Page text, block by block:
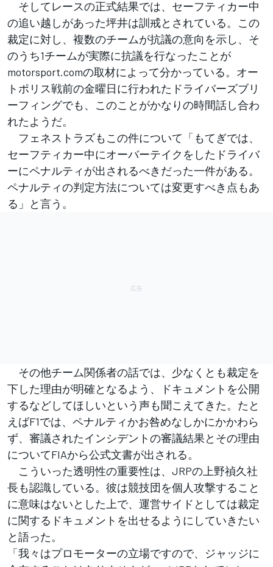
そしてレースの正式結果では、セーフティカー中
の追い越しがあった坪井は訓戒とされている。この
裁定に対し、複数のチームが抗議の意向を示し、そ
のうち1チームが実際に抗議を行なったことが
motorsport.comの取材によって分かっている。オー
トポリス戦前の金曜日に行われたドライバーズブリ
ーフィングでも、このことがかなりの時間話し合わ
れたようだ。
フェネストラズもこの件について「もてぎでは、
セーフティカー中にオーバーテイクをしたドライバ
ーにペナルティが出されるべきだった一件がある。
ペナルティの判定方法については変更すべき点もあ
る」と言う。
その他チーム関係者の話では、少なくとも裁定を
下した理由が明確となるよう、ドキュメントを公開
するなどしてほしいという声も聞こえてきた。たと
えばF1では、ペナルティかお咎めなしかにかかわら
ず、審議されたインシデントの審議結果とその理由
についてFIAから公式文書が出される。
こういった透明性の重要性は、JRPの上野禎久社
長も認識している。彼は競技団を個人攻撃すること
に意味はないとした上で、運営サイドとしては裁定
に関するドキュメントを出せるようにしていきたい
と語った。
「我々はプロモーターの立場ですので、ジャッジに